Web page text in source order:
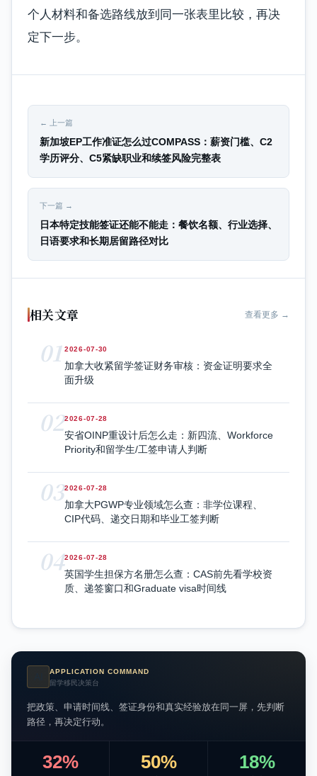
个人材料和备选路线放到同一张表里比较，再决
定下一步。
← 上一篇
新加坡EP工作准证怎么过COMPASS：薪资门槛、C2
学历评分、C5紧缺职业和续签风险完整表
下一篇 →
日本特定技能签证还能不能走：餐饮名额、行业选择、
日语要求和长期居留路径对比
相关文章 查看更多 →
01 2026-07-30
加拿大收紧留学签证财务审核：资金证明要求全
面升级
022026-07-28
安省OINP重设计后怎么走：新四流、Workforce
Priority和留学生/工签申请人判断
032026-07-28
加拿大PGWP专业领域怎么查：非学位课程、
CIP代码、递交日期和毕业工签判断
042026-07-28
英国学生担保方名册怎么查：CAS前先看学校资
质、递签窗口和Graduate visa时间线
APPLICATION COMMAND
留学移民决策台
把政策、申请时间线、签证身份和真实经验放在同一屏，先判断
路径，再决定行动。
32% 50% 18%